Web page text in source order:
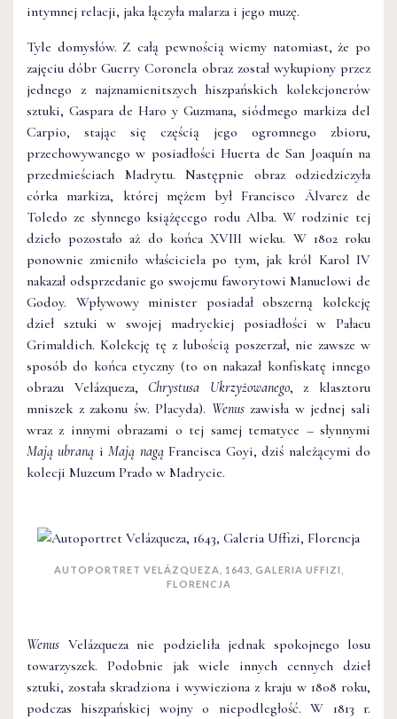
intymnej relacji, jaka łączyła malarza i jego muzę.
Tyle domysłów. Z całą pewnością wiemy natomiast, że po
zajęciu dóbr Guerry Coronela obraz został wykupiony przez
jednego z najznamienitszych hiszpańskich kolekcjonerów
sztuki, Gaspara de Haro y Guzmana, siódmego markiza del
Carpio, stając się częścią jego ogromnego zbioru,
przechowywanego w posiadłości Huerta de San Joaquín na
przedmieściach Madrytu. Następnie obraz odziedziczyła
córka markiza, której mężem był Francisco Álvarez de
Toledo ze słynnego książęcego rodu Alba. W rodzinie tej
dzieło pozostało aż do końca XVIII wieku. W 1802 roku
ponownie zmieniło właściciela po tym, jak król Karol IV
nakazał odsprzedanie go swojemu faworytowi Manuelowi de
Godoy. Wpływowy minister posiadał obszerną kolekcję
dzieł sztuki w swojej madryckiej posiadłości w Pałacu
Grimaldich. Kolekcję tę z lubością poszerzał, nie zawsze w
sposób do końca etyczny (to on nakazał konfiskatę innego
obrazu Velázqueza, Chrystusa Ukrzyżowanego, z klasztoru
mniszek z zakonu św. Placyda). Wenuszawisła w jednej sali
wraz z innymi obrazami o tej samej tematyce – słynnymi
Mają ubraną iMają nagąFrancisca Goyi, dziś należącymi do
kolecji Muzeum Prado w Madrycie.
AUTOPORTRET VELÁZQUEZA, 1643, GALERIA UFFIZI,
FLORENCJA
Wenus Velázqueza nie podzieliła jednak spokojnego losu
towarzyszek. Podobnie jak wiele innych cennych dzieł
sztuki, została skradziona i wywieziona z kraju w 1808 roku,
podczas hiszpańskiej wojny o niepodległość. W 1813 r.